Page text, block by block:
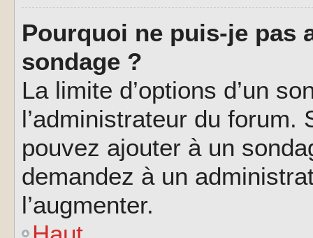
Pourquoi ne puis-je pas
sondage ?
La limite d’options d’un
l’administrateur du forum.
pouvez ajouter à un
demandez à un
l’augmenter.